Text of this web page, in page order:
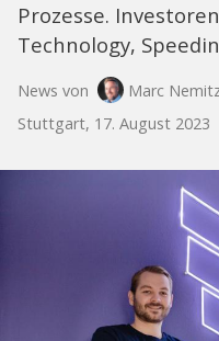
Prozesse.
Technology,
News von
Marc
Stuttgart, 17. August 2023